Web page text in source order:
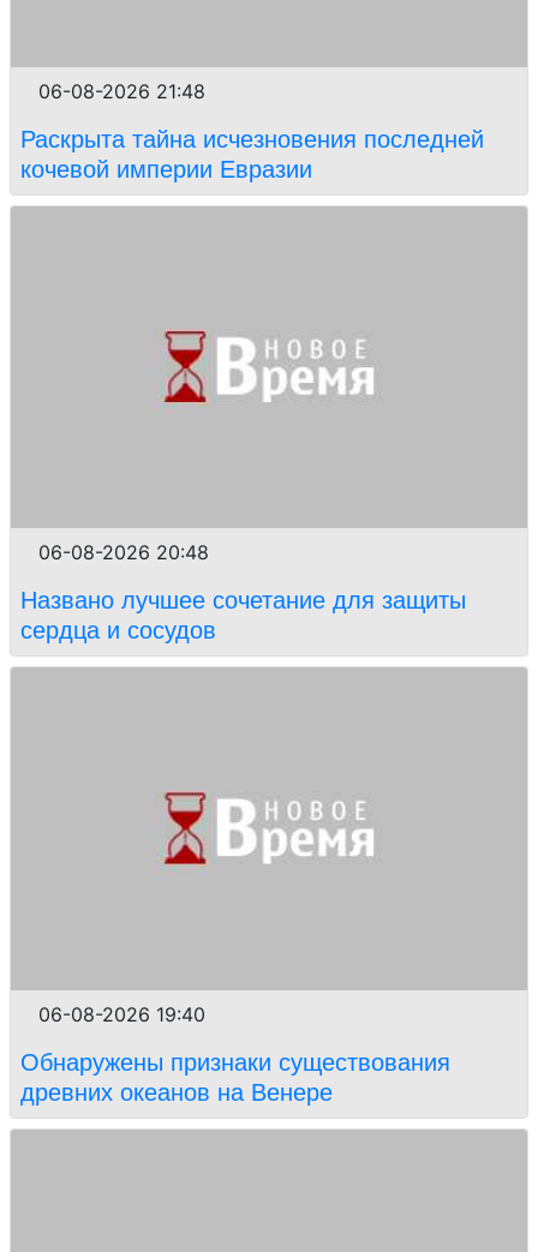
06-08-2026 21:48
Раскрыта тайна исчезновения последней
кочевой империи Евразии
06-08-2026 20:48
Названо лучшее сочетание для защиты
сердца и сосудов
06-08-2026 19:40
Обнаружены признаки существования
древних океанов на Венере